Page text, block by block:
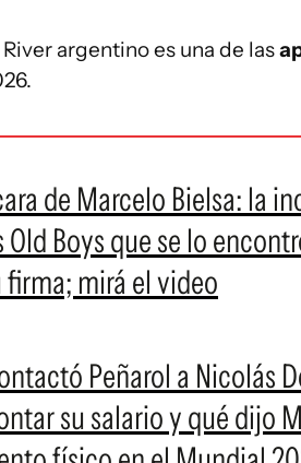
argentino es una de las
de Marcelo Bielsa: la
Old Boys que se lo
mirá el video
Peñarol a Nicolás
su salario y qué dijo